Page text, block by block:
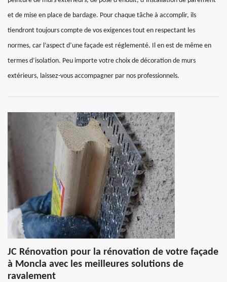
et de mise en place de bardage. Pour chaque tâche à accomplir, ils
tiendront toujours compte de vos exigences tout en respectant les
normes, car l’aspect d’une façade est réglementé. Il en est de même en
termes d’isolation. Peu importe votre choix de décoration de murs
extérieurs, laissez-vous accompagner par nos professionnels.
JC Rénovation pour la rénovation de votre façade
à Moncla avec les meilleures solutions de
ravalement